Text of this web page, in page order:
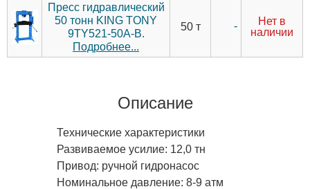
Пресс гидравлический
50 тонн KING TONY
9TY521-50A-B.
Подробнее...
50 т -
Нет в
наличии
Описание
Технические характеристики
Развиваемое усилие: 12,0 тн
Привод: ручной гидронасос
Номинальное давление: 8-9 атм